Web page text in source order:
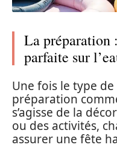
La préparation
parfaite sur
Une fois le type
préparation
s’agisse de la
ou des activités,
assurer une fête